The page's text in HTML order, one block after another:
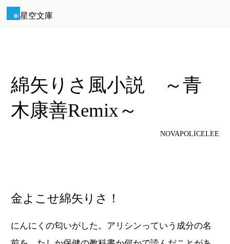
星空文庫
綿矢りさ風小説 ～青
木康善Remix～
NOVAPOLICELEE
金よこせ綿矢りさ！
にんにくの匂いがした。アリシンっていう成分の名